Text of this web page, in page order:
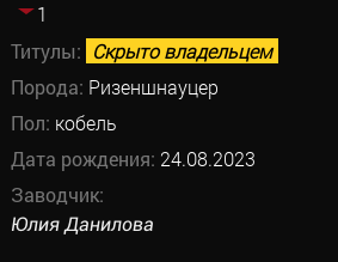
1
Титулы: Скрыто владельцем
Порода: Ризеншнауцер
Пол: кобель
Дата рождения: 24.08.2023
Заводчик:
Юлия Данилова